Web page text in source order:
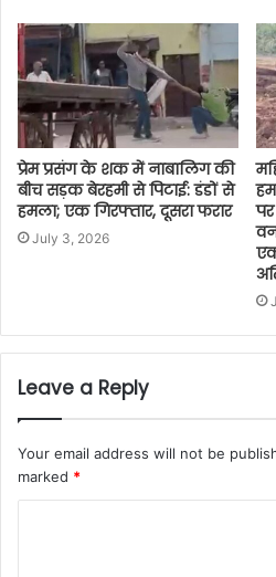
प्रेम प्रसंग के शक में नाबालिग की
बीच सड़क बेरहमी से पिटाई: डंडों से
हमला; एक गिरफ्तार, दूसरा फरार
July 3, 2026
Leave a Reply
Your email address will not be
marked *